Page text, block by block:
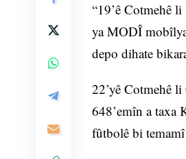
“19’ê Cotmehê
ya MODÎ
depo dihate
22’yê Cotmehê
648’emîn a taxa
fûtbolê bi